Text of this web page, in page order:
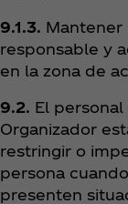
9.1.3. Mantener
responsable y
en la zona de
9.2. El
Organizador
restringir o
persona
presenten